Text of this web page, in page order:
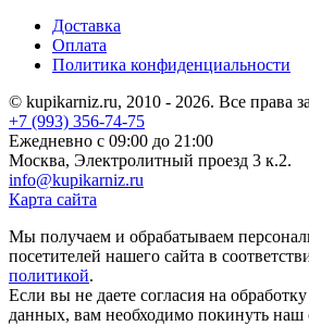
Доставка
Оплата
Политика конфиденциальности
© kupikarniz.ru, 2010 - 2026. Все права
+7 (993) 356-74-75
Eжедневно с 09:00 до 21:00
Москва, Электролитный проезд 3 к.2.
info@kupikarniz.ru
Карта сайта
Мы получаем и обрабатываем
посетителей нашего сайта в
политикой.
Если вы не даете согласия на
данных, вам необходимо покинуть наш